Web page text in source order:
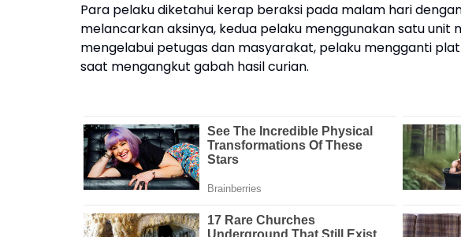
Para pelaku diketahui kerap beraksi pada malam hari
melancarkan aksinya, kedua pelaku menggunakan satu unit
mengelabui petugas dan masyarakat, pelaku mengganti
saat mengangkut gabah hasil curian.